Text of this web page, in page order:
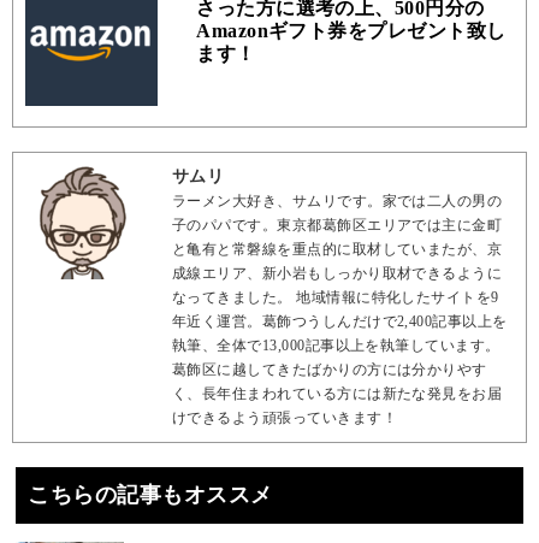
さった方に選考の上、500円分の
Amazonギフト券をプレゼント致し
ます！
サムリ
ラーメン大好き、サムリです。家では二人の男の
子のパパです。東京都葛飾区エリアでは主に金町
と亀有と常磐線を重点的に取材していまたが、京
成線エリア、新小岩もしっかり取材できるように
なってきました。 地域情報に特化したサイトを9
年近く運営。葛飾つうしんだけで2,400記事以上を
執筆、全体で13,000記事以上を執筆しています。
葛飾区に越してきたばかりの方には分かりやす
く、長年住まわれている方には新たな発見をお届
けできるよう頑張っていきます！
こちらの記事もオススメ